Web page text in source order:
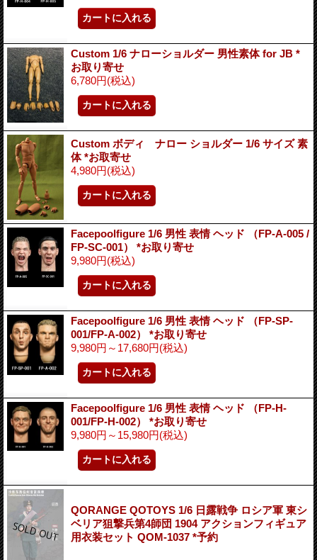
Custom 1/6 ナローショルダー 男性素体 for JB *
お取り寄せ
6,780円(税込)
Custom ボディ ナロー ショルダー 1/6 サイズ 素
体 *お取寄せ
4,980円(税込)
Facepoolfigure 1/6 男性 表情 ヘッド （FP-A-005 /
FP-SC-001） *お取り寄せ
9,980円(税込)
Facepoolfigure 1/6 男性 表情 ヘッド （FP-SP-
001/FP-A-002） *お取り寄せ
9,980円～17,680円(税込)
Facepoolfigure 1/6 男性 表情 ヘッド （FP-H-
001/FP-H-002） *お取り寄せ
9,980円～15,980円(税込)
QORANGE QOTOYS 1/6 日露戦争 ロシア軍 東シ
ベリア狙撃兵第4師団 1904 アクションフィギュア
用衣装セット QOM-1037 *予約